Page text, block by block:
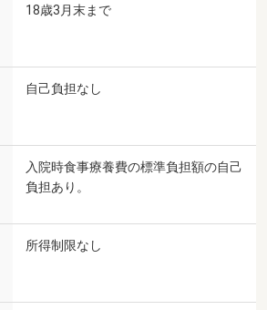
18歳3月末まで
自己負担なし
入院時食事療養費の標準負担額の自己
負担あり。
所得制限なし